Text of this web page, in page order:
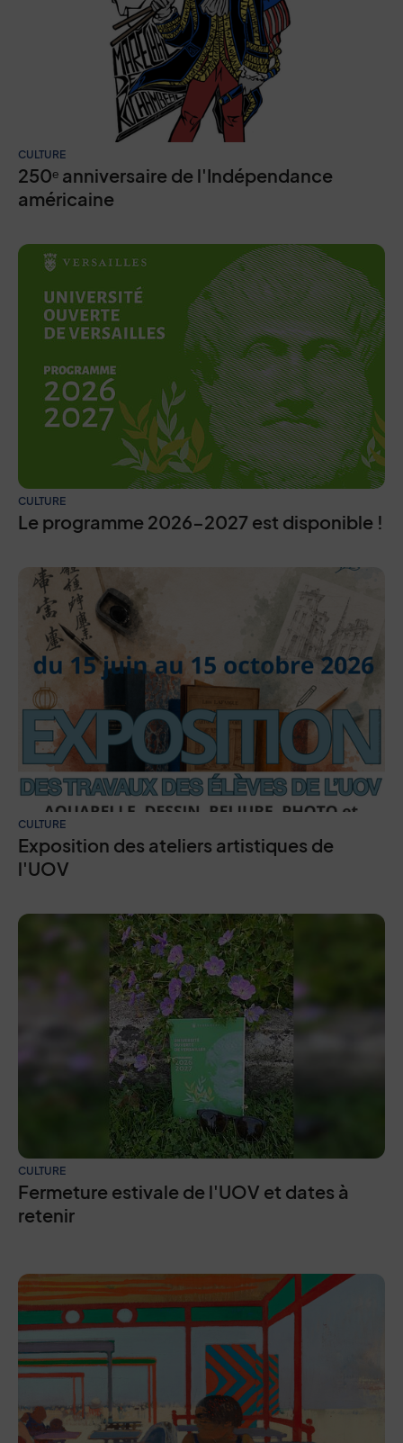
CULTURE
250ᵉ anniversaire de l'Indépendance
américaine
CULTURE
Le programme 2026-2027 est disponible !
CULTURE
Exposition des ateliers artistiques de
l'UOV
CULTURE
Fermeture estivale de l'UOV et dates à
retenir